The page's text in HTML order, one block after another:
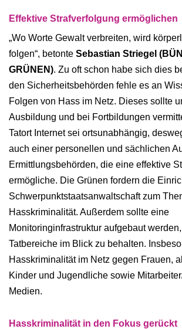
Effektive Strafverfolgung ermöglichen
„Wo Worte Gewalt verbreiten, wird
folgen“, betonte Sebastian Striegel
GRÜNEN). Zu oft schon habe sich dies
den Sicherheitsbehörden fehle es an
Folgen von Hass im Netz. Dieses sollte
Ausbildung und bei Fortbildungen
Tatort Internet sei ortsunabhängig,
auch einer personellen und sächlichen
Ermittlungsbehörden, die eine effektive
ermögliche. Die Grünen fordern die
Schwerpunktstaatsanwaltschaft zum
Hasskriminalität. Außerdem sollte eine
Monitoringinfrastruktur aufgebaut
Tatbereiche im Blick zu behalten.
Hasskriminalität im Netz gegen Frauen,
Kinder und Jugendliche sowie
Medien.
Hasskriminalität in den Fokus gerückt